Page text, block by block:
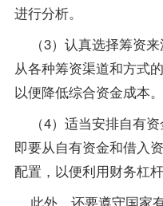
进行分析。
（3）认真选择筹资来
从各种筹资渠道和方式
以便降低综合资金成本。
（4）适当安排自有资
即要从自有资金和借入
配置，以便利用财务杠
此外，还要遵守国家